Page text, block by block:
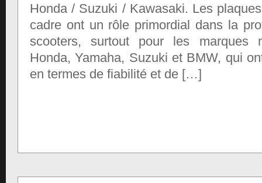
Honda / Suzuki / Kawasaki. Les
cadre ont un rôle primordial dans la
scooters, surtout pour les marques
Honda, Yamaha, Suzuki et BMW, qui
en termes de fiabilité et de […]